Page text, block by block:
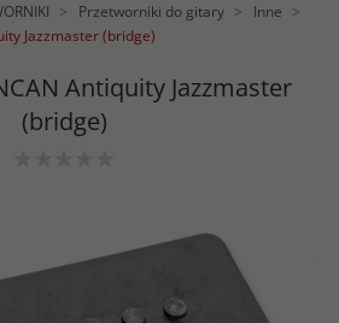
Przetworniki do gitary
Inne
Jazzmaster (bridge)
Antiquity Jazzmaster
(bridge)